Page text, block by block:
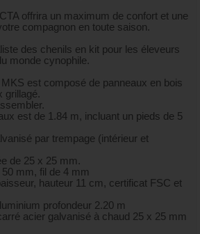
offrira un maximum de confort et une
compagnon en toute saison.
des chenils en kit pour les éleveurs
monde cynophile.
MKS est composé de panneaux en bois
grillagé.
est de 1.84 m, incluant un pieds de 5
par trempage (intérieur et
de 25 x 25 mm.
mm, fil de 4 mm
hauteur 11 cm, certificat FSC et
profondeur 2.20 m
acier galvanisé à chaud 25 x 25 mm